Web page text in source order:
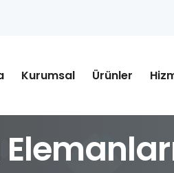
Kurumsal Ürünler